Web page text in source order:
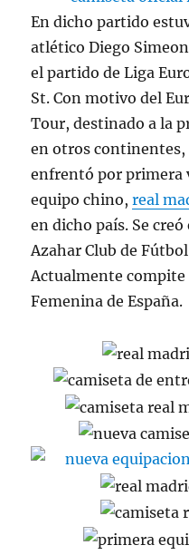
En dicho partido
atlético Diego
el partido de Liga
St. Con motivo del
Tour, destinado a la
en otros continentes,
enfrentó por primera
equipo chino,real
en dicho país. Se
Azahar Club de
Actualmente
Femenina de España.